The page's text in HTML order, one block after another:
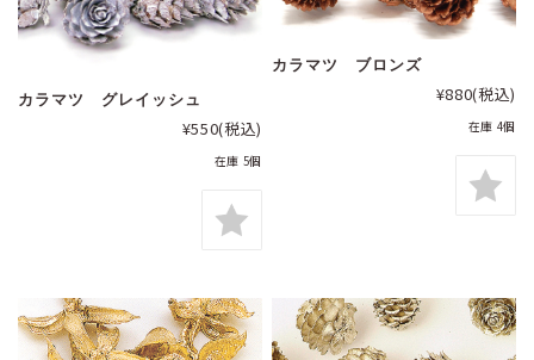
カラマツ グレイッシュ
¥550(税込)
在庫 5個
カラマツ ブロンズ
¥880(税込)
在庫 4個